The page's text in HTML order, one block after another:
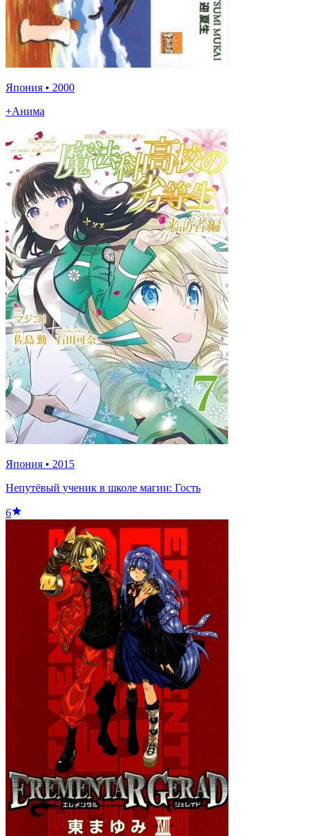
Япония • 2000
+Анима
Япония • 2015
Непутёвый ученик в школе магии: Гость
6